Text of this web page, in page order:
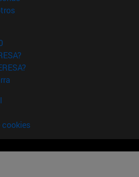
(abre en nueva ventana)
cookies